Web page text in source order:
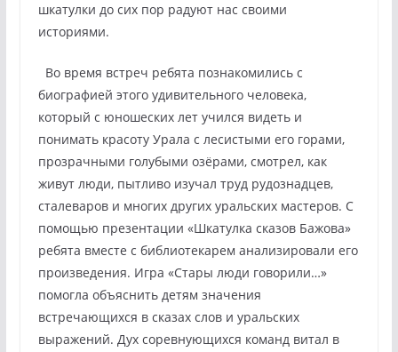
шкатулки до сих пор радуют нас своими
историями.
Во время встреч ребята познакомились с
биографией этого удивительного человека,
который с юношеских лет учился видеть и
понимать красоту Урала с лесистыми его горами,
прозрачными голубыми озёрами, смотрел, как
живут люди, пытливо изучал труд рудознадцев,
сталеваров и многих других уральских мастеров. С
помощью презентации «Шкатулка сказов Бажова»
ребята вместе с библиотекарем анализировали его
произведения. Игра «Стары люди говорили…»
помогла объяснить детям значения
встречающихся в сказах слов и уральских
выражений. Дух соревнующихся команд витал в